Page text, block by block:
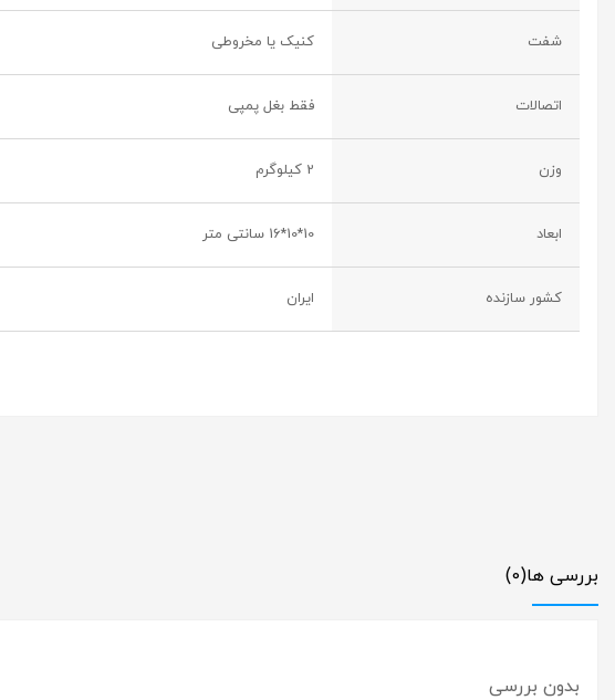
شفت کنیک یا مخروطی
اتصالات فقط بغل پمپی
وزن 2 کیلوگرم
ابعاد 10*10*16 سانتی متر
کشور سازنده ایران
بررسی ها(0)
بدون بررسی